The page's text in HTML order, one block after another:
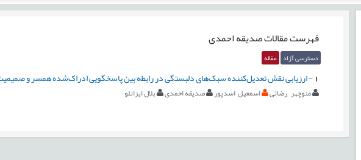
فهرست مقالاتصدیقه احمدی
دسترسی آزاد مقاله
1
-ارزیابی نقش تعدیل‌‌کننده سبک‌‌های دلبستگی در رابطه بین پاسخگویی ادراک‌‌شده همسر و
منوچهر رضائی اسمعيل اسدپور صدیقه احمدی بلال ایزانلو